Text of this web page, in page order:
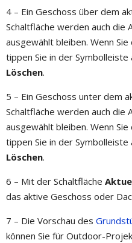
4 – Ein Geschoss über dem
Schaltfläche werden auch die
ausgewählt bleiben. Wenn
tippen Sie in der Symbolleiste
Löschen.
5 – Ein Geschoss unter dem
Schaltfläche werden auch die
ausgewählt bleiben. Wenn
tippen Sie in der Symbolleiste
Löschen.
6 – Mit der Schaltfläche
das aktive Geschoss oder
7 – Die Vorschau des
können Sie für Outdoor-